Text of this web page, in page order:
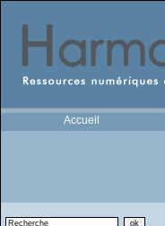
Accueil